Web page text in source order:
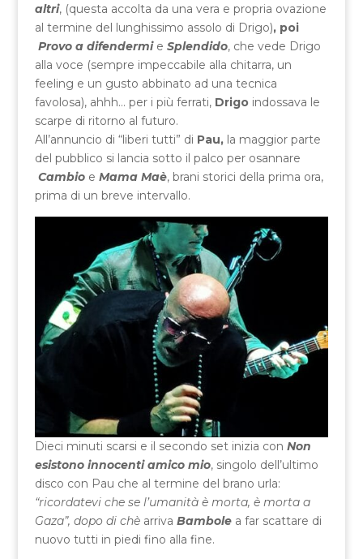
altri, (questa accolta da una vera e propria ovazione
al termine del lunghissimo assolo di Drigo), poi
Provo a difendermie Splendido, che vede Drigo
alla voce (sempre impeccabile alla chitarra, un
feeling e un gusto abbinato ad una tecnica
favolosa), ahhh… per i più ferrati, Drigo indossava le
scarpe di ritorno al futuro.
All’annuncio di “liberi tutti” di Pau,la maggior parte
del pubblico si lancia sotto il palco per osannare
Cambioe Mama Maè, brani storici della prima ora,
prima di un breve intervallo.
Dieci minuti scarsi e il secondo set inizia con Non
esistono innocenti amico mio, singolo dell’ultimo
disco con Pau che al termine del brano urla:
“ricordatevi che se l’umanità è morta, è morta a
Gaza”, dopo di chè arriva Bambolea far scattare di
nuovo tutti in piedi fino alla fine.